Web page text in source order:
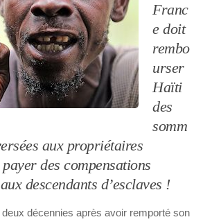
Franc
e doit
rembo
urser
Haïti
des
somm
aux propriétaires
payer des compensations
descendants d’esclaves !
deux décennies après avoir remporté son